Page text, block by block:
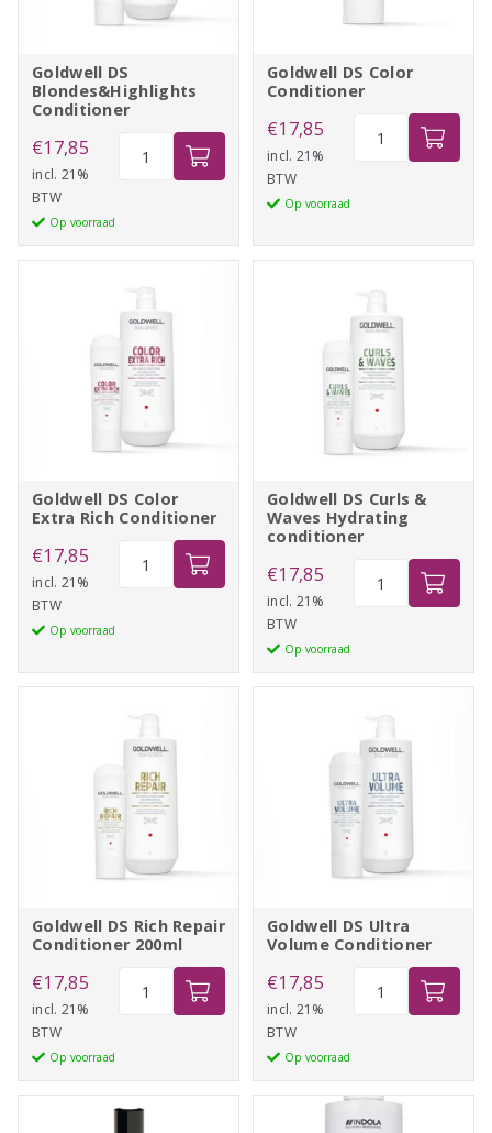
Goldwell DS
Blondes&Highlights
Conditioner
€17,85
incl. 21%
BTW
Op voorraad
Blondes&Highlights
aantal
Goldwell DS Color
Conditioner
€17,85
incl. 21%
BTW
Op voorraad
Goldwell DS Color
Extra Rich Conditioner
€17,85
incl. 21%
BTW
Op voorraad
Conditioner
aantal
Goldwell DS Curls &
Waves Hydrating
conditioner
€17,85
incl. 21%
BTW
Op voorraad
Waves
conditioner
aantal
Goldwell DS Rich Repair
Conditioner 200ml
€17,85
incl. 21%
BTW
Op voorraad
Conditioner
200ml
Goldwell DS Ultra
Volume Conditioner
€17,85
incl. 21%
BTW
Op voorraad
Conditioner
aantal